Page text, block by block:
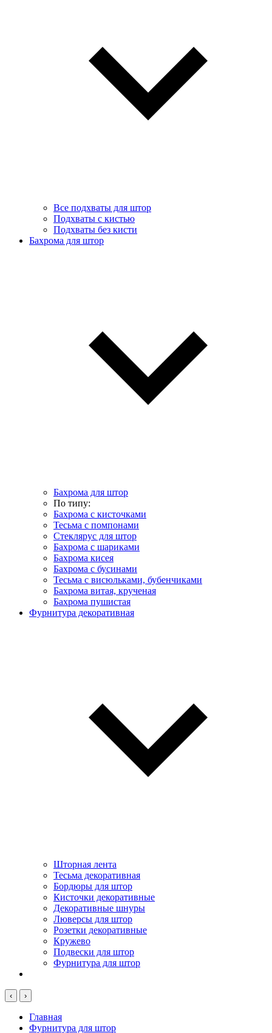
Все подхваты для штор
Подхваты с кистью
Подхваты без кисти
Бахрома для штор
Бахрома для штор
По типу:
Бахрома с кисточками
Тесьма с помпонами
Стеклярус для штор
Бахрома с шариками
Бахрома кисея
Бахрома с бусинами
Тесьма с висюльками, бубенчиками
Бахрома витая, крученая
Бахрома пушистая
Фурнитура декоративная
Шторная лента
Тесьма декоративная
Бордюры для штор
Кисточки декоративные
Декоративные шнуры
Люверсы для штор
Розетки декоративные
Кружево
Подвески для штор
Фурнитура для штор
‹ ›
Главная
Фурнитура для штор